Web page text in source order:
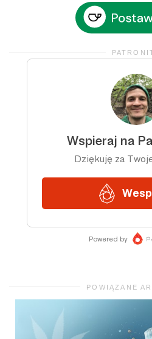
POWIĄZANE